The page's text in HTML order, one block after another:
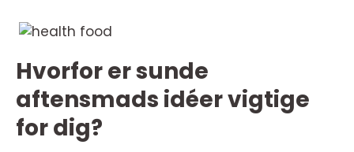
Hvorfor er sunde
aftensmads idéer vigtige
for dig?